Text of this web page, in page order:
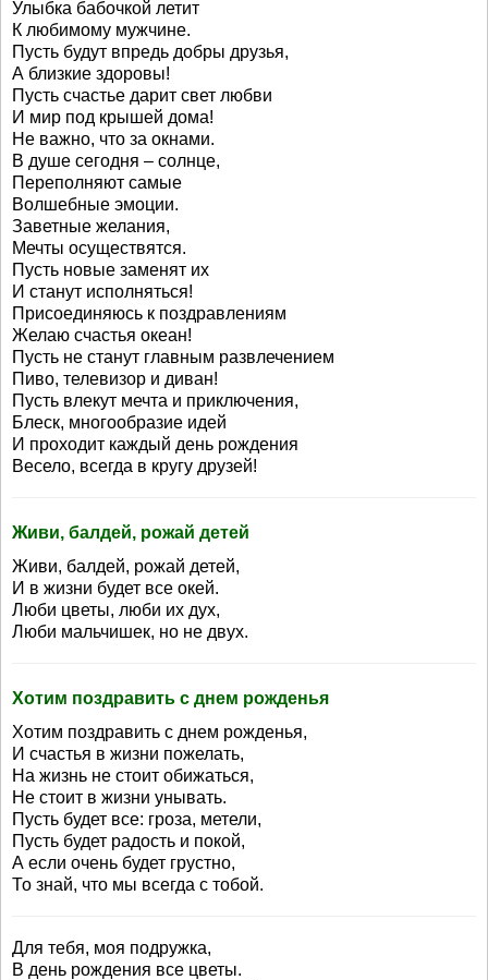
Улыбка бабочкой летит
К любимому мужчине.
Пусть будут впредь добры друзья,
А близкие здоровы!
Пусть счастье дарит свет любви
И мир под крышей дома!
Не важно, что за окнами.
В душе сегодня – солнце,
Переполняют самые
Волшебные эмоции.
Заветные желания,
Мечты осуществятся.
Пусть новые заменят их
И станут исполняться!
Присоединяюсь к поздравлениям
Желаю счастья океан!
Пусть не станут главным развлечением
Пиво, телевизор и диван!
Пусть влекут мечта и приключения,
Блеск, многообразие идей
И проходит каждый день рождения
Весело, всегда в кругу друзей!
Живи, балдей, рожай детей
Живи, балдей, рожай детей,
И в жизни будет все окей.
Люби цветы, люби их дух,
Люби мальчишек, но не двух.
Хотим поздравить с днем рожденья
Хотим поздравить с днем рожденья,
И счастья в жизни пожелать,
На жизнь не стоит обижаться,
Не стоит в жизни унывать.
Пусть будет все: гроза, метели,
Пусть будет радость и покой,
А если очень будет грустно,
То знай, что мы всегда с тобой.
Для тебя, моя подружка,
В день рождения все цветы.